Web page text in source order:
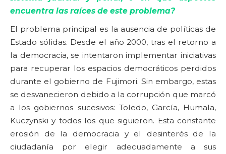
encuentra las raíces de este problema?
El problema principal es la ausencia de políticas de
Estado sólidas. Desde el año 2000, tras el retorno a
la democracia, se intentaron implementar iniciativas
para recuperar los espacios democráticos perdidos
durante el gobierno de Fujimori. Sin embargo, estas
se desvanecieron debido a la corrupción que marcó
a los gobiernos sucesivos: Toledo, García, Humala,
Kuczynski y todos los que siguieron. Esta constante
erosión de la democracia y el desinterés de la
ciudadanía por elegir adecuadamente a sus